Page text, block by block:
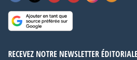
RECEVEZ NOTRE NEWSLETTER